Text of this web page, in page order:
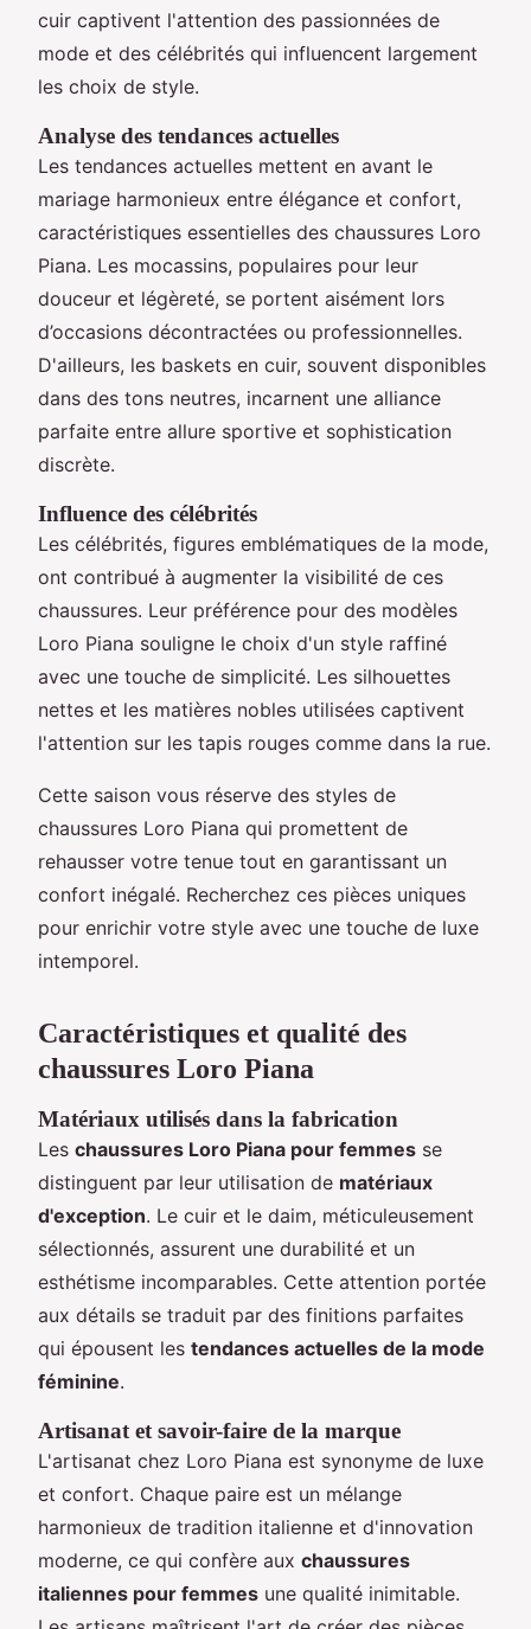
cuir captivent l'attention des passionnées de
mode et des célébrités qui influencent largement
les choix de style.
Analyse des tendances actuelles
Les tendances actuelles mettent en avant le
mariage harmonieux entre élégance et confort,
caractéristiques essentielles des chaussures Loro
Piana. Les mocassins, populaires pour leur
douceur et légèreté, se portent aisément lors
d’occasions décontractées ou professionnelles.
D'ailleurs, les baskets en cuir, souvent disponibles
dans des tons neutres, incarnent une alliance
parfaite entre allure sportive et sophistication
discrète.
Influence des célébrités
Les célébrités, figures emblématiques de la mode,
ont contribué à augmenter la visibilité de ces
chaussures. Leur préférence pour des modèles
Loro Piana souligne le choix d'un style raffiné
avec une touche de simplicité. Les silhouettes
nettes et les matières nobles utilisées captivent
l'attention sur les tapis rouges comme dans la rue.
Cette saison vous réserve des styles de
chaussures Loro Piana qui promettent de
rehausser votre tenue tout en garantissant un
confort inégalé. Recherchez ces pièces uniques
pour enrichir votre style avec une touche de luxe
intemporel.
Caractéristiques et qualité des
chaussures Loro Piana
Matériaux utilisés dans la fabrication
Les chaussures Loro Piana pour femmes se
distinguent par leur utilisation de matériaux
d'exception. Le cuir et le daim, méticuleusement
sélectionnés, assurent une durabilité et un
esthétisme incomparables. Cette attention portée
aux détails se traduit par des finitions parfaites
qui épousent les tendances actuelles de la mode
féminine.
Artisanat et savoir-faire de la marque
L'artisanat chez Loro Piana est synonyme de luxe
et confort. Chaque paire est un mélange
harmonieux de tradition italienne et d'innovation
moderne, ce qui confère aux chaussures
italiennes pour femmes une qualité inimitable.